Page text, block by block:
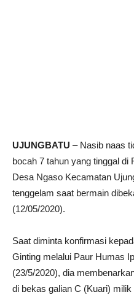
UJUNGBATU – Nasib naas
bocah 7 tahun yang tinggal di
Desa Ngaso Kecamatan
tenggelam saat bermain
(12/05/2020).
Saat diminta konfirmasi
Ginting melalui Paur Humas
(23/5/2020), dia
di bekas galian C (Kuari) milik